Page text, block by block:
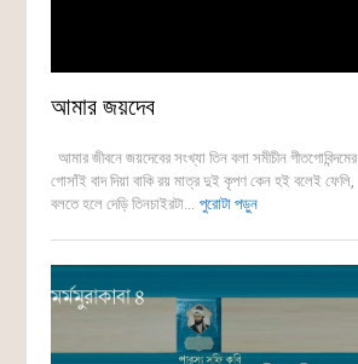
আমার জয়দেব
আমার জীবনে জয়দেবের সংখ্যা তিন বলা সমীচীন গীতগোবিন্দমের
গোসাঁই বাদ দিয়া বাকি রয় মাত্র দুই কৃপণ কেন হই বলেই ফেলি,
বলতে হলে দেড়ি তিনচাইরটা... পুরোটা পড়ুন